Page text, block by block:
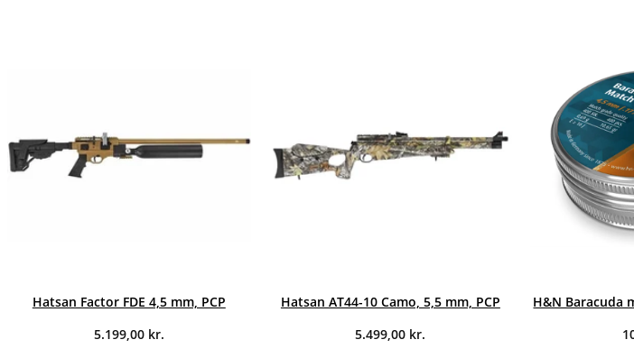
Hatsan Factor FDE 4,5 mm, PCP
5.199,00 kr.
Hatsan AT44-10 Camo, 5,5 mm, PCP
5.499,00 kr.
H&N Baracuda